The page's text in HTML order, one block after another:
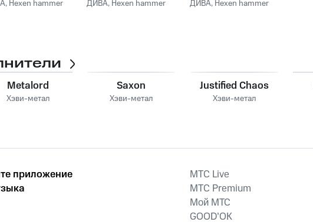
, Hexen hammer ДИВА, Hexen hammer ДИВА, Hexen hammer
Metalord
Хэви-метал
Saxon
Хэви-метал
Justified Chaos
Хэви-метал
приложение
MTС Live
MTС Premium
Мой МТС
GOOD’OK